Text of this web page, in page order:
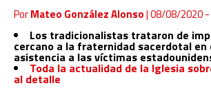
PorMateo González Alonso|08/08/2020 -
Los tradicionalistas trataron de
cercano a la fraternidad sacerdotal en
asistencia a las víctimas
Toda la actualidad de la Iglesia
al detalle